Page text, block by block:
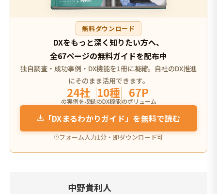
無料ダウンロード
DXをもっと深く知りたい方へ、
全67ページの無料ガイドを配布中
独自調査・成功事例・DX機能を1冊に凝縮。自社のDX推進
にそのまま活用できます。
24社
の実例を収録
10種
のDX機能
67P
のボリューム
「DXまるわかりガイド」を無料で読む
フォーム入力1分・即ダウンロード可
中野貴利人